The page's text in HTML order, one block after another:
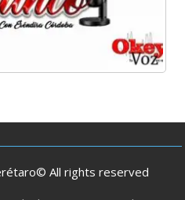
All rights reserved